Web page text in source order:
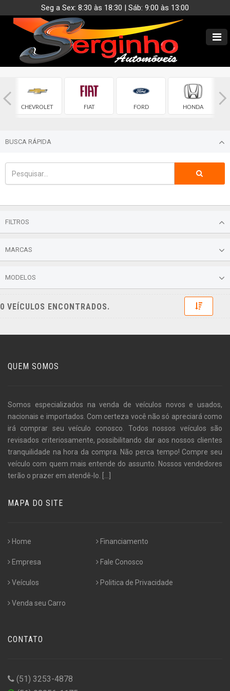
Seg a Sex: 8:30 às 18:30 | Sáb: 9:00 às 13:00
CHEVROLET FIAT FORD HONDA
BUSCA RÁPIDA
FILTROS
MARCAS
MODELOS
0 VEÍCULOS ENCONTRADOS. Toggle
QUEM SOMOS
Somos especializados na venda de veículos novos e usados,
nacionais e importados. Com certeza você não só apreciará como
irá comprar seu veículo conosco. Todos nossos veículos são
revisados criteriosamente, possibilitando dar aos nossos clientes
tranquilidade na hora da compra. Não perca tempo! Compre seu
veículo com quem mais entende do assunto. Nossos vendedores
terão o prazer em atendê-lo.
MAPA DO SITE
Home
Empresa
Veículos
Venda seu Carro
Financiamento
Fale Conosco
Politica de Privacidade
CONTATO
(51) 3253-4878